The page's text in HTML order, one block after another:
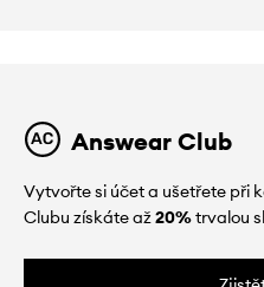
Answear Club
Vytvořte si účet a ušetřete při
Clubu získáte až20%trvalou